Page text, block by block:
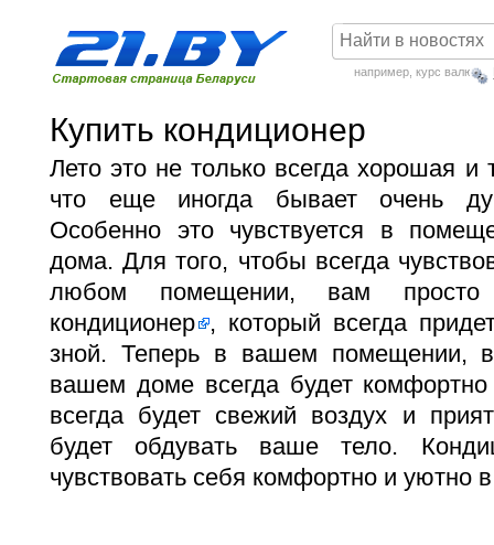
например, курс валют
Купить кондиционер
Лето это не только всегда хорошая и
что еще иногда бывает очень
Особенно это чувствуется в
дома. Для того, чтобы всегда
любом помещении, вам
кондиционер , который всегда
зной. Теперь в вашем помещении,
вашем доме всегда будет
всегда будет свежий воздух и
будет обдувать ваше тело.
чувствовать себя комфортно и уютно